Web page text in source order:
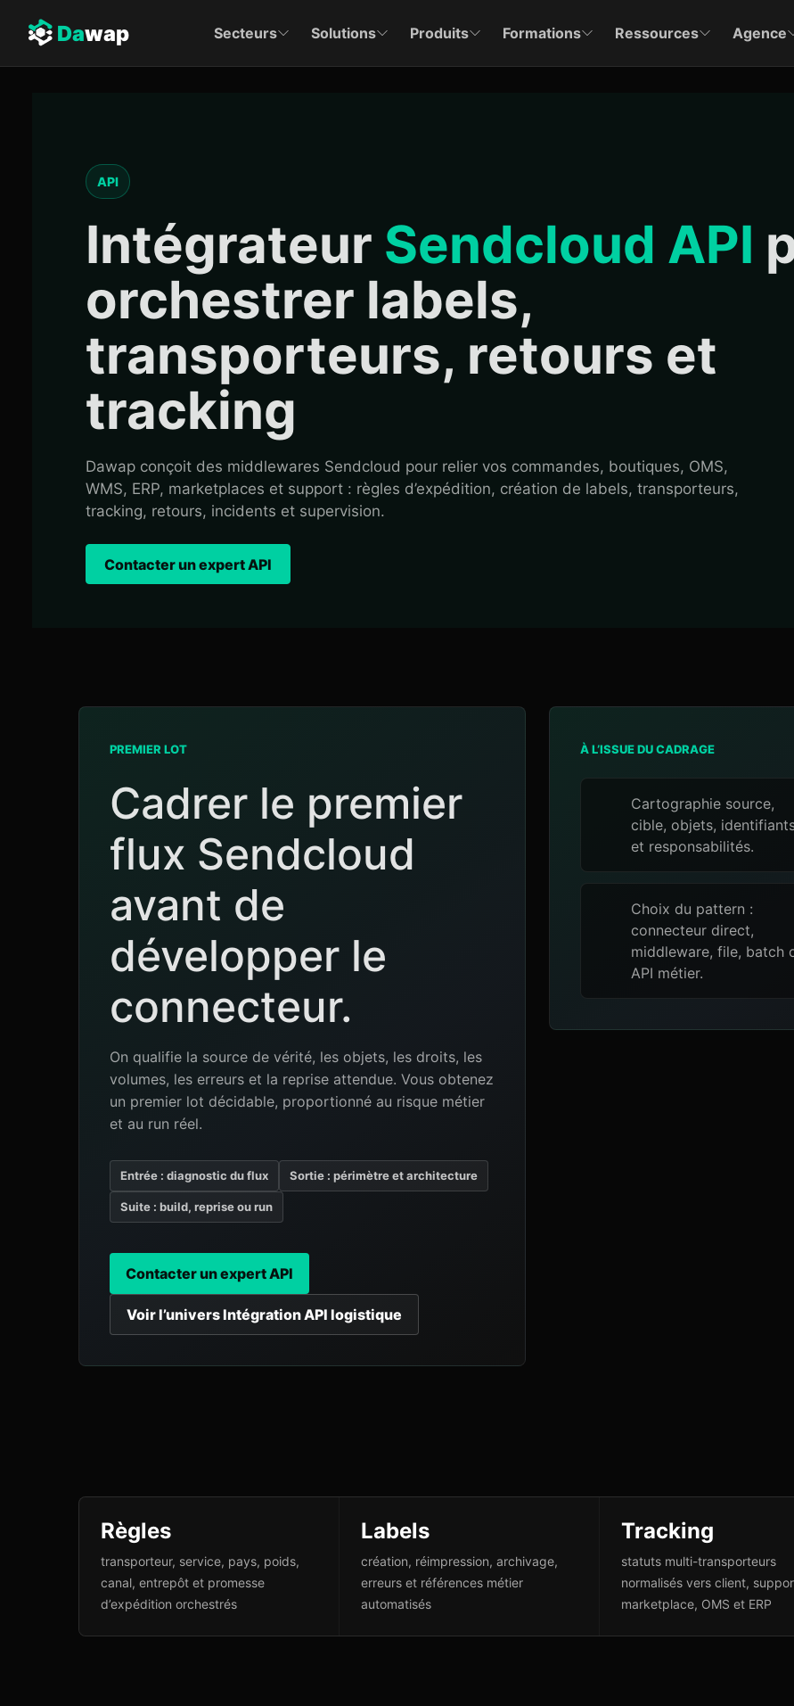
Dawap Secteurs Solutions Produits Formations Ressources Agence
API
Intégrateur Sendcloud API
orchestrer labels,
transporteurs, retours et
tracking
Dawap conçoit des middlewares Sendcloud pour relier vos commandes, boutiques, OMS,
WMS, ERP, marketplaces et support : règles d’expédition, création de labels, transporteurs,
tracking, retours, incidents et supervision.
Contacter un expert API
PREMIER LOT
Cadrer le premier
flux Sendcloud
avant de
développer le
connecteur.
On qualifie la source de vérité, les objets, les droits, les
volumes, les erreurs et la reprise attendue. Vous obtenez
un premier lot décidable, proportionné au risque métier
et au run réel.
Entrée : diagnostic du flux Sortie : périmètre et architecture
Suite : build, reprise ou run
Contacter un expert API
Voir l’univers Intégration API logistique
À L’ISSUE DU CADRAGE
Cartographie source,
cible, objets,
et responsabilités.
Choix du pattern :
connecteur direct,
middleware, file, batch
API métier.
Règles
transporteur, service, pays, poids,
canal, entrepôt et promesse
d’expédition orchestrés
Labels
création, réimpression, archivage,
erreurs et références métier
automatisés
Tracking
statuts multi-transporteurs
normalisés vers client,
marketplace, OMS et ERP